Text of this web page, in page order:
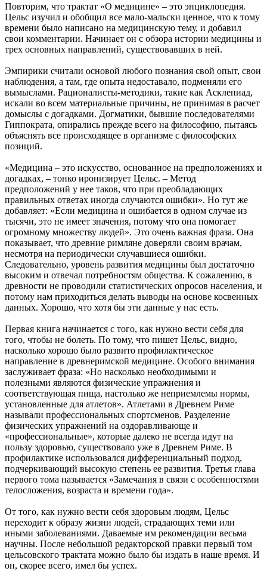
Повторим, что трактат «О медицине» – это энциклопедия.
Цельс изучил и обобщил все мало-мальски ценное, что к тому
времени было написано на медицинскую тему, и добавил
свои комментарии. Начинает он с обзора истории медицины и
трех основных направлений, существовавших в ней.
Эмпирики считали основой любого познания свой опыт, свои
наблюдения, а там, где опыта недоставало, подменяли его
вымыслами. Рационалисты-методики, такие как Асклепиад,
искали во всем материальные причины, не принимая в расчет
домыслы с догадками. Догматики, бывшие последователями
Гиппократа, опирались прежде всего на философию, пытаясь
объяснять все происходящее в организме с философских
позиций.
«Медицина – это искусство, основанное на предположениях и
догадках, – тонко иронизирует Цельс. – Метод
предположений у нее таков, что при преобладающих
правильных ответах иногда случаются ошибки». Но тут же
добавляет: «Если медицина и ошибается в одном случае из
тысячи, это не имеет значения, потому что она помогает
огромному множеству людей». Это очень важная фраза. Она
показывает, что древние римляне доверяли своим врачам,
несмотря на периодически случавшиеся ошибки.
Следовательно, уровень развития медицины был достаточно
высоким и отвечал потребностям общества. К сожалению, в
древности не проводили статистических опросов населения, и
потому нам приходиться делать выводы на основе косвенных
данных. Хорошо, что хотя бы эти данные у нас есть.
Первая книга начинается с того, как нужно вести себя для
того, чтобы не болеть. По тому, что пишет Цельс, видно,
насколько хорошо было развито профилактическое
направление в древнеримской медицине. Особого внимания
заслуживает фраза: «Но насколько необходимыми и
полезными являются физические упражнения и
соответствующая пища, настолько же неприемлемы нормы,
установленные для атлетов». Атлетами в Древнем Риме
называли профессиональных спортсменов. Разделение
физических упражнений на оздоравливающе и
«профессиональные», которые далеко не всегда идут на
пользу здоровью, существовало уже в Древнем Риме. В
профилактике использовался дифференциальный подход,
подчеркивающий высокую степень ее развития. Третья глава
первого тома называется «Замечания в связи с особенностями
телосложения, возраста и времени года».
От того, как нужно вести себя здоровым людям, Цельс
переходит к образу жизни людей, страдающих теми или
иными заболеваниями. Даваемые им рекомендации весьма
научны. После небольшой редакторской правки первый том
цельсовского трактата можно было бы издать в наше время. И
он, скорее всего, имел бы успех.